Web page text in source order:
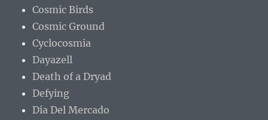
Cosmic Birds
Cosmic Ground
Cyclocosmia
Dayazell
Death of a Dryad
Defying
Dia Del Mercado